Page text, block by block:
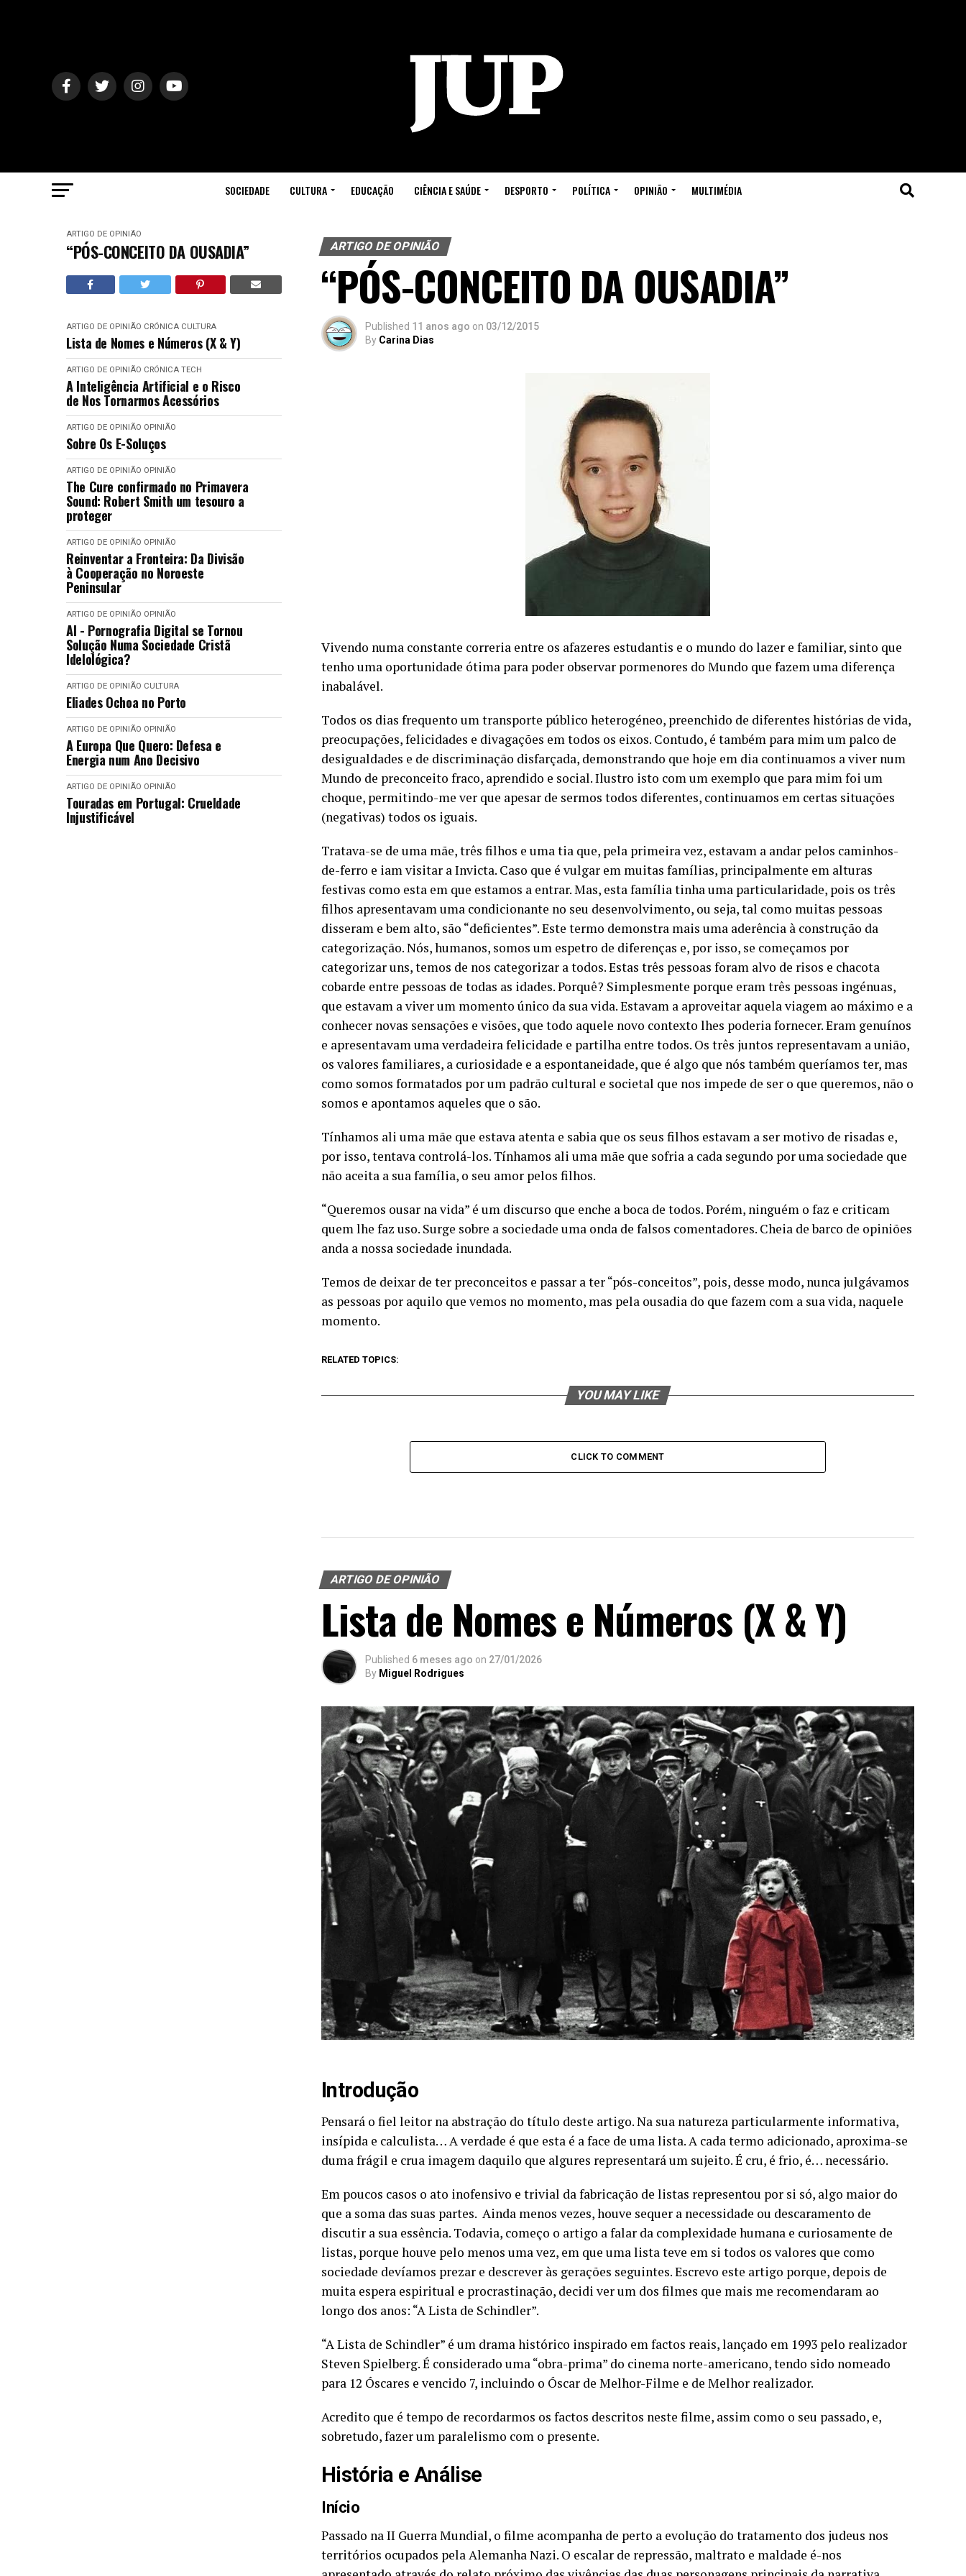
SOCIEDADE CULTURA EDUCAÇÃO CIÊNCIA E SAÚDE DESPORTO POLÍTICA OPINIÃO MULTIMÉDIA
ARTIGO DE OPINIÃO
“PÓS-CONCEITO DA OUSADIA”
ARTIGO DE OPINIÃO CRÓNICA CULTURA
Lista de Nomes e Números (X & Y)
ARTIGO DE OPINIÃO CRÓNICA TECH
A Inteligência Artificial e o Risco
de Nos Tornarmos Acessórios
ARTIGO DE OPINIÃO OPINIÃO
Sobre Os E-Soluços
ARTIGO DE OPINIÃO OPINIÃO
The Cure confirmado no Primavera
Sound: Robert Smith um tesouro a
proteger
ARTIGO DE OPINIÃO OPINIÃO
Reinventar a Fronteira: Da Divisão
à Cooperação no Noroeste
Peninsular
ARTIGO DE OPINIÃO OPINIÃO
AI - Pornografia Digital se Tornou
Solução Numa Sociedade Cristã
Idelológica?
ARTIGO DE OPINIÃO CULTURA
Eliades Ochoa no Porto
ARTIGO DE OPINIÃO OPINIÃO
A Europa Que Quero: Defesa e
Energia num Ano Decisivo
ARTIGO DE OPINIÃO OPINIÃO
Touradas em Portugal: Crueldade
Injustificável
ARTIGO DE OPINIÃO
“PÓS-CONCEITO DA OUSADIA”
Published 11 anos ago on 03/12/2015
By Carina Dias
Vivendo numa constante correria entre os afazeres estudantis e o mundo do lazer e familiar, sinto que
tenho uma oportunidade ótima para poder observar pormenores do Mundo que fazem uma diferença
inabalável.
Todos os dias frequento um transporte público heterogéneo, preenchido de diferentes histórias de vida,
preocupações, felicidades e divagações em todos os eixos. Contudo, é também para mim um palco de
desigualdades e de discriminação disfarçada, demonstrando que hoje em dia continuamos a viver num
Mundo de preconceito fraco, aprendido e social. Ilustro isto com um exemplo que para mim foi um
choque, permitindo-me ver que apesar de sermos todos diferentes, continuamos em certas situações
(negativas) todos os iguais.
Tratava-se de uma mãe, três filhos e uma tia que, pela primeira vez, estavam a andar pelos caminhos-
de-ferro e iam visitar a Invicta. Caso que é vulgar em muitas famílias, principalmente em alturas
festivas como esta em que estamos a entrar. Mas, esta família tinha uma particularidade, pois os três
filhos apresentavam uma condicionante no seu desenvolvimento, ou seja, tal como muitas pessoas
disseram e bem alto, são “deficientes”. Este termo demonstra mais uma aderência à construção da
categorização. Nós, humanos, somos um espetro de diferenças e, por isso, se começamos por
categorizar uns, temos de nos categorizar a todos. Estas três pessoas foram alvo de risos e chacota
cobarde entre pessoas de todas as idades. Porquê? Simplesmente porque eram três pessoas ingénuas,
que estavam a viver um momento único da sua vida. Estavam a aproveitar aquela viagem ao máximo e a
conhecer novas sensações e visões, que todo aquele novo contexto lhes poderia fornecer. Eram genuínos
e apresentavam uma verdadeira felicidade e partilha entre todos. Os três juntos representavam a união,
os valores familiares, a curiosidade e a espontaneidade, que é algo que nós também queríamos ter, mas
como somos formatados por um padrão cultural e societal que nos impede de ser o que queremos, não o
somos e apontamos aqueles que o são.
Tínhamos ali uma mãe que estava atenta e sabia que os seus filhos estavam a ser motivo de risadas e,
por isso, tentava controlá-los. Tínhamos ali uma mãe que sofria a cada segundo por uma sociedade que
não aceita a sua família, o seu amor pelos filhos.
“Queremos ousar na vida” é um discurso que enche a boca de todos. Porém, ninguém o faz e criticam
quem lhe faz uso. Surge sobre a sociedade uma onda de falsos comentadores. Cheia de barco de opiniões
anda a nossa sociedade inundada.
Temos de deixar de ter preconceitos e passar a ter “pós-conceitos”, pois, desse modo, nunca julgávamos
as pessoas por aquilo que vemos no momento, mas pela ousadia do que fazem com a sua vida, naquele
momento.
RELATED TOPICS:
YOU MAY LIKE
CLICK TO COMMENT
ARTIGO DE OPINIÃO
Lista de Nomes e Números (X & Y)
Published 6 meses ago on 27/01/2026
By Miguel Rodrigues
Introdução
Pensará o fiel leitor na abstração do título deste artigo. Na sua natureza particularmente informativa,
insípida e calculista… A verdade é que esta é a face de uma lista. A cada termo adicionado, aproxima-se
duma frágil e crua imagem daquilo que algures representará um sujeito. É cru, é frio, é… necessário.
Em poucos casos o ato inofensivo e trivial da fabricação de listas representou por si só, algo maior do
que a soma das suas partes. Ainda menos vezes, houve sequer a necessidade ou descaramento de
discutir a sua essência. Todavia, começo o artigo a falar da complexidade humana e curiosamente de
listas, porque houve pelo menos uma vez, em que uma lista teve em si todos os valores que como
sociedade devíamos prezar e descrever às gerações seguintes. Escrevo este artigo porque, depois de
muita espera espiritual e procrastinação, decidi ver um dos filmes que mais me recomendaram ao
longo dos anos: “A Lista de Schindler”.
“A Lista de Schindler” é um drama histórico inspirado em factos reais, lançado em 1993 pelo realizador
Steven Spielberg. É considerado uma “obra-prima” do cinema norte-americano, tendo sido nomeado
para 12 Óscares e vencido 7, incluindo o Óscar de Melhor-Filme e de Melhor realizador.
Acredito que é tempo de recordarmos os factos descritos neste filme, assim como o seu passado, e,
sobretudo, fazer um paralelismo com o presente.
História e Análise
Início
Passado na II Guerra Mundial, o filme acompanha de perto a evolução do tratamento dos judeus nos
territórios ocupados pela Alemanha Nazi. O escalar de repressão, maltrato e maldade é-nos